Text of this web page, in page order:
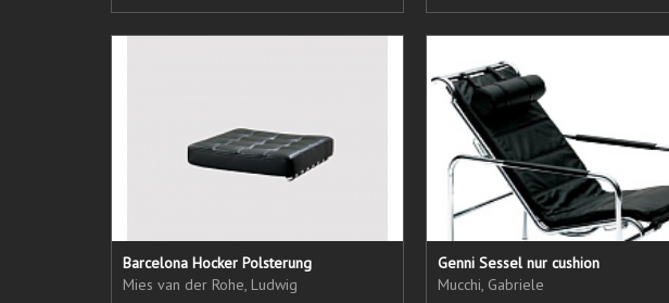
Barcelona Hocker Polsterung
Mies van der Rohe, Ludwig
Genni Sessel nur cushion
Mucchi, Gabriele